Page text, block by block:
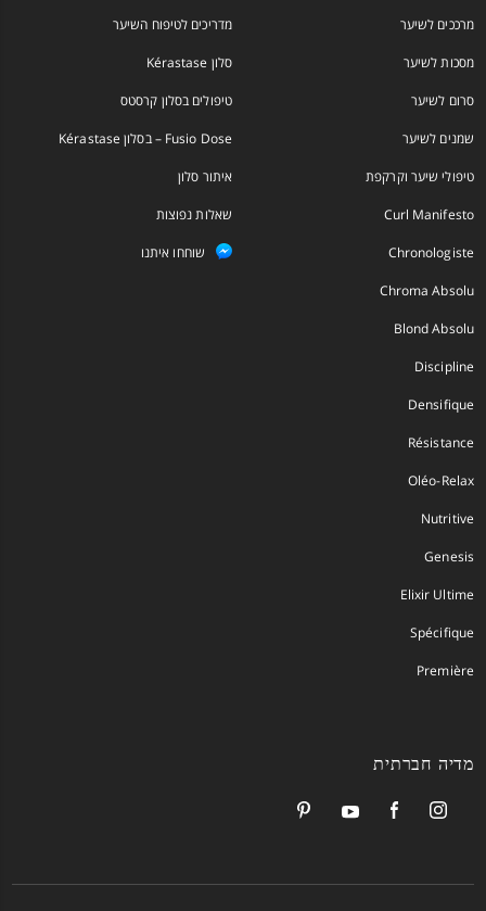
מרככים לשיער
מסכות לשיער
סרום לשיער
שמנים לשיער
טיפולי שיער וקרקפת
Curl Manifesto
Chronologiste
Chroma Absolu
Blond Absolu
Discipline
Densifique
Résistance
Oléo-Relax
Nutritive
Genesis
Elixir Ultime
Spécifique
Première
מדריכים לטיפוח השיער
סלון Kérastase
טיפולים בסלון קרסטס
Fusio Dose – בסלון Kérastase
איתור סלון
שאלות נפוצות
שוחחו איתנו
מדיה חברתית